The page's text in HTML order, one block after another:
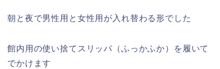
朝と夜で男性用と女性用が入れ替わる形でした
館内用の使い捨てスリッパ（ふっかふか）を履いて
でかけます